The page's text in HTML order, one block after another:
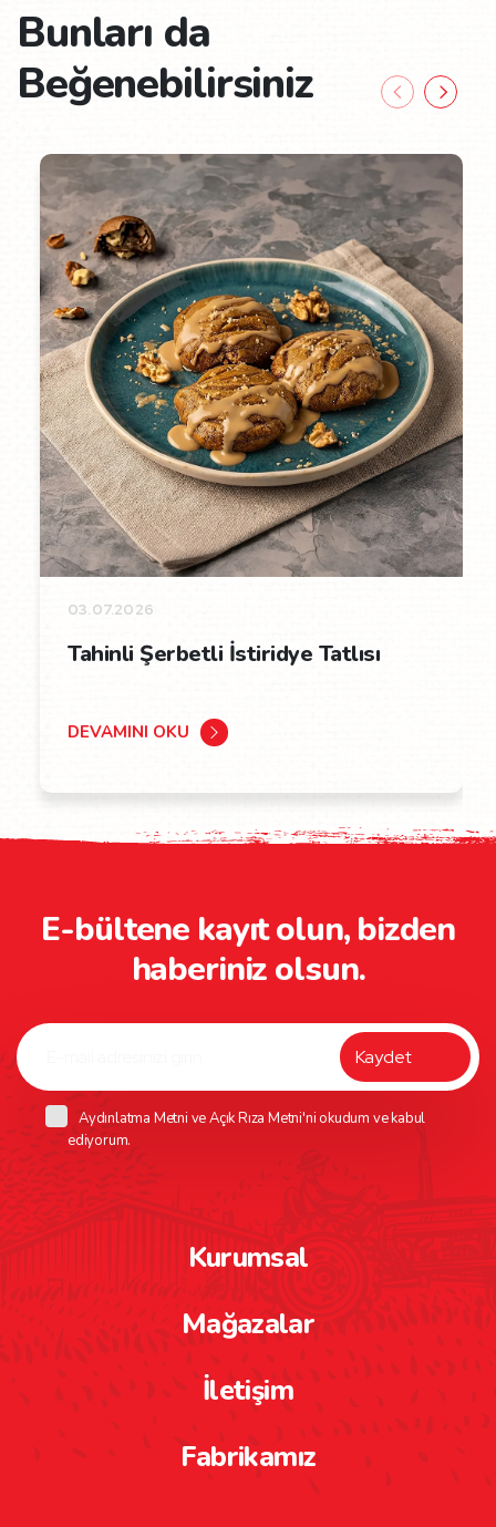
Bunları da
Beğenebilirsiniz
03.07.2026
Tahinli Şerbetli İstiridye Tatlısı
DEVAMINI OKU
E-bültene kayıt olun, bizden
haberiniz olsun.
Aydınlatma Metni veAçık Rıza Metni'ni okudum ve kabul
ediyorum.
Kurumsal
Mağazalar
İletişim
Fabrikamız